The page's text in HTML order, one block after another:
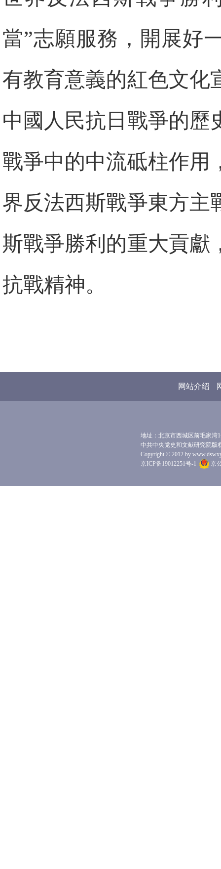
當”志願服務，開展好
有教育意義的紅色文化
中國人民抗日戰爭的歷
戰爭中的中流砥柱作用
界反法西斯戰爭東方主
斯戰爭勝利的重大貢獻
抗戰精神。
网站介绍
地址：北京市西城区前毛家湾
中共中央党史和文献研究院版
Copyright © 2012 by
京ICP备19012251号-1
京